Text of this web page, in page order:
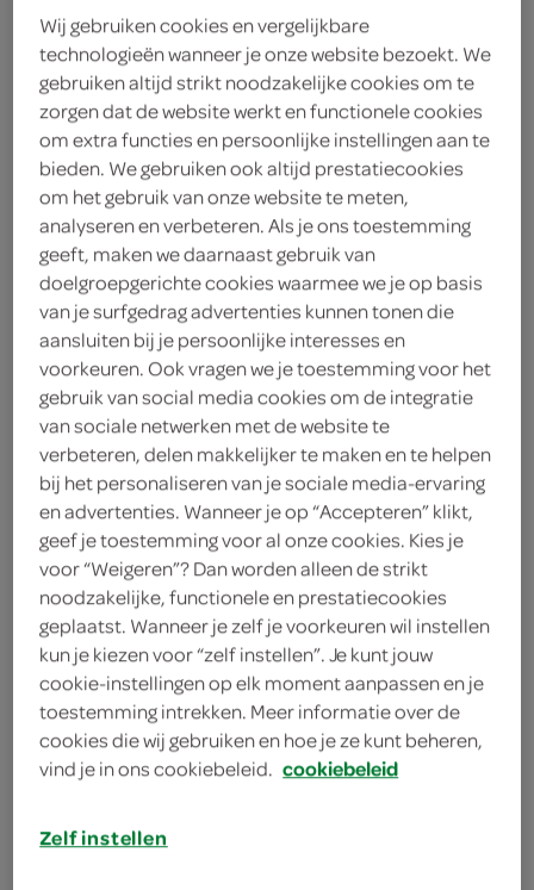
XXL Nutrition proteïne
reep cookies & cream
XXL Nutrition
60 Gram
Let op: aanbiedingen zijn niet zichtbaar bij de
producten, maar worden wél automatisch
verwerkt in de winkelmand.
Wij gebruiken cookies en vergelijkbare
technologieën wanneer je onze website bezoekt. We
gebruiken altijd strikt noodzakelijke cookies om te
zorgen dat de website werkt en functionele cookies
om extra functies en persoonlijke instellingen aan te
bieden. We gebruiken ook altijd prestatiecookies
om het gebruik van onze website te meten,
analyseren en verbeteren. Als je ons toestemming
geeft, maken we daarnaast gebruik van
doelgroepgerichte cookies waarmee we je op basis
van je surfgedrag advertenties kunnen tonen die
aansluiten bij je persoonlijke interesses en
voorkeuren. Ook vragen we je toestemming voor het
gebruik van social media cookies om de integratie
van sociale netwerken met de website te
verbeteren, delen makkelijker te maken en te helpen
bij het personaliseren van je sociale media-ervaring
en advertenties. Wanneer je op “Accepteren” klikt,
geef je toestemming voor al onze cookies. Kies je
voor “Weigeren”? Dan worden alleen de strikt
noodzakelijke, functionele en prestatiecookies
geplaatst. Wanneer je zelf je voorkeuren wil instellen
kun je kiezen voor “zelf instellen”. Je kunt jouw
cookie-instellingen op elk moment aanpassen en je
toestemming intrekken. Meer informatie over de
cookies die wij gebruiken en hoe je ze kunt beheren,
vind je in ons cookiebeleid. cookiebeleid
Zelf instellen